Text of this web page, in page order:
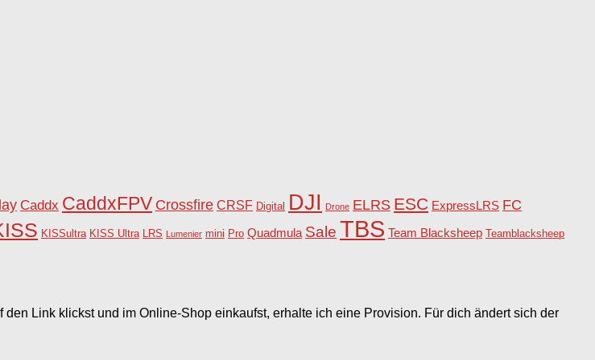
Caddx CaddxFPV Crossfire CRSF Digital DJI Drone ELRS ESC ExpressLRS FC
KISSultra KISS Ultra LRS Lumenier mini Pro Quadmula Sale TBS Team Blacksheep Teamblacksheep
Link klickst und im Online-Shop einkaufst, erhalte ich eine Provision. Für dich ändert sich der